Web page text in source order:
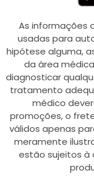
As informações
usadas para
hipótese alguma,
da área
diagnosticar
tratamento
médico
promoções, o
válidos apenas
meramente
estão sujeitos à